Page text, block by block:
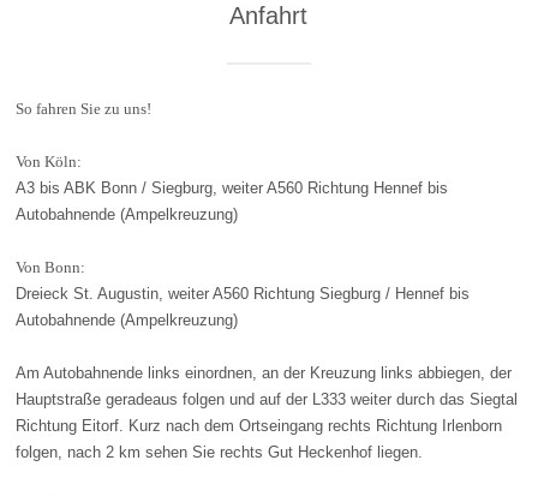
Anfahrt
So fahren Sie zu uns!
Von Köln:
A3 bis ABK Bonn / Siegburg, weiter A560 Richtung Hennef bis
Autobahnende (Ampelkreuzung)
Von Bonn:
Dreieck St. Augustin, weiter A560 Richtung Siegburg / Hennef bis
Autobahnende (Ampelkreuzung)
Am Autobahnende links einordnen, an der Kreuzung links abbiegen, der
Hauptstraße geradeaus folgen und auf der L333 weiter durch das Siegtal
Richtung Eitorf. Kurz nach dem Ortseingang rechts Richtung Irlenborn
folgen, nach 2 km sehen Sie rechts Gut Heckenhof liegen.